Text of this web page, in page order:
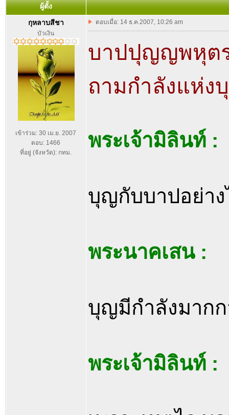
ผู้ตั้ง
กุหลาบสีชา
บัวเงิน
เข้าร่วม: 30 เม.ย. 2007
ตอบ: 1466
ที่อยู่ (จังหวัด): กทม.
ตอบเมื่อ: 14 ธ.ค.2007, 10:26 am
บาปปุญญพหุต
ถามกำลังแห่ง
พระเจ้ามิลินท์ :
บุญกับบาปอย่า
พระนาคเสน :
บุญมีกำลังมาก
พระเจ้ามิลินท์ :